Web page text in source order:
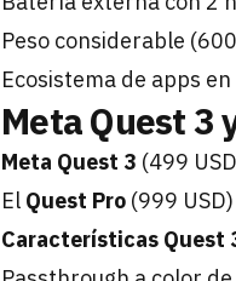
Peso considerable
Ecosistema de apps
Meta Quest 3
Meta Quest 3 (499
El Quest Pro (999
Características Quest